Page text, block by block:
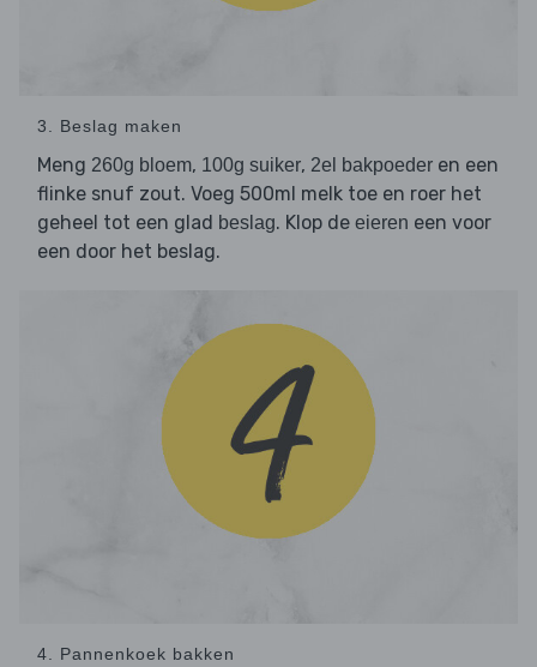
3. Beslag maken
Meng 260g bloem, 100g suiker, 2el bakpoeder en een
flinke snuf zout. Voeg 500ml melk toe en roer het
geheel tot een glad beslag. Klop de eieren een voor
een door het beslag.
4. Pannenkoek bakken